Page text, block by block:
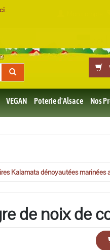
VEGAN Poterie d'Alsace Nos
Kalamata dénoyautées marinées
de noix de
.